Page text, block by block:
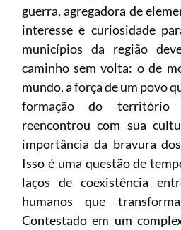
guerra, agregadora de
interesse e curiosidade
municípios da região
caminho sem volta: o de
mundo, a força de um povo
formação do território
reencontrou com sua
importância da bravura
Isso é uma questão de
laços de coexistência
humanos que
Contestado em um